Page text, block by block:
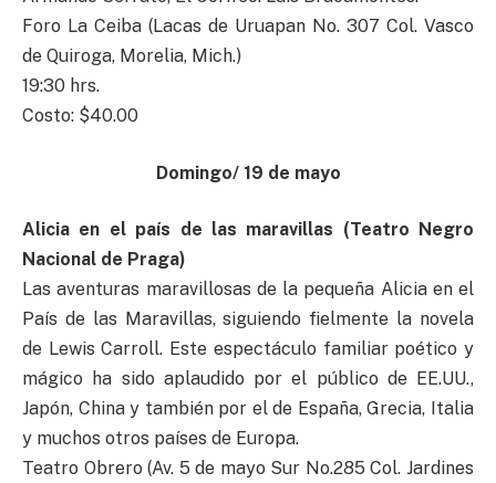
Foro La Ceiba (Lacas de Uruapan No. 307 Col. Vasco
de Quiroga, Morelia, Mich.)
19:30 hrs.
Costo: $40.00
Domingo/ 19 de mayo
Alicia en el país de las maravillas (Teatro Negro
Nacional de Praga)
Las aventuras maravillosas de la pequeña Alicia en el
País de las Maravillas, siguiendo fielmente la novela
de Lewis Carroll. Este espectáculo familiar poético y
mágico ha sido aplaudido por el público de EE.UU.,
Japón, China y también por el de España, Grecia, Italia
y muchos otros países de Europa.
Teatro Obrero (Av. 5 de mayo Sur No.285 Col. Jardines